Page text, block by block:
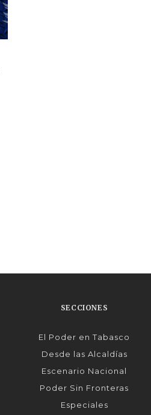
SECCIONES
El Poder en Tabasco
Desde las Alcaldías
Escenario Nacional
Poder Sin Fronteras
Especiales